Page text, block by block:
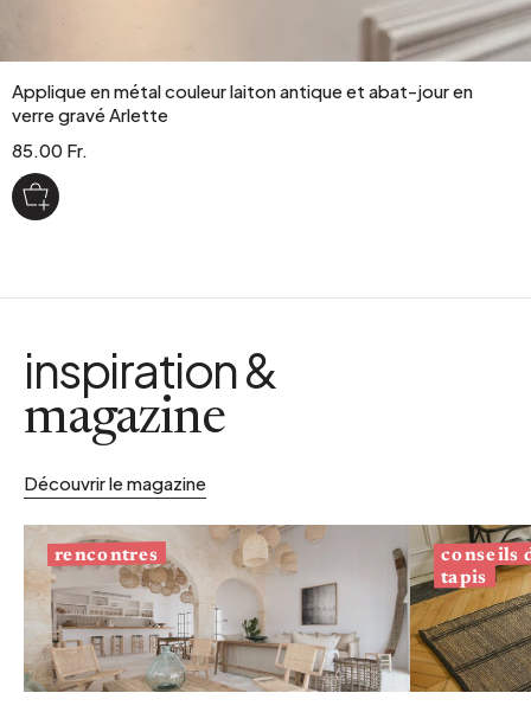
Applique en métal couleur laiton antique et abat-jour en
verre gravé Arlette
85.00 Fr.
inspiration &
magazine
Découvrir le magazine
rencontres conseils
tapis